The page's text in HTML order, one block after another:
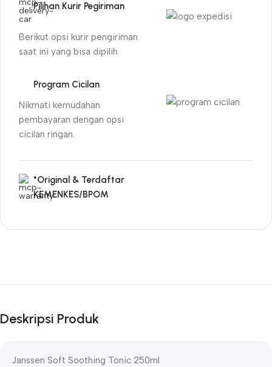
Pilihan Kurir Pegiriman
Berikut opsi kurir pengiriman
saat ini yang bisa dipilih
Program Cicilan
Nikmati kemudahan
pembayaran dengan opsi
cicilan ringan.
*Original & Terdaftar
KEMENKES/BPOM
Deskripsi Produk
Janssen Soft Soothing Tonic 250ml